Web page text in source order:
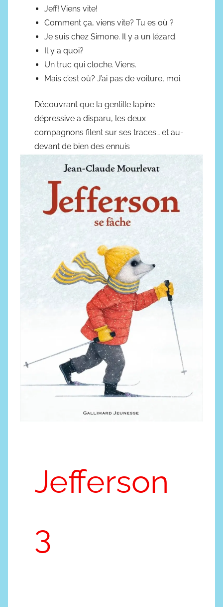
Jeff! Viens vite!
Comment ça, viens vite? Tu es où ?
Je suis chez Simone. Il y a un lézard.
Il y a quoi?
Un truc qui cloche. Viens.
Mais c’est où? J’ai pas de voiture, moi.
Découvrant que la gentille lapine
dépressive a disparu, les deux
compagnons filent sur ses traces… et au-
devant de bien des ennuis
Jefferson
3